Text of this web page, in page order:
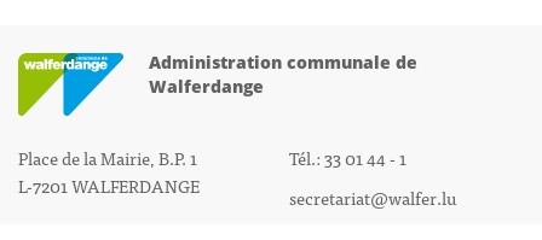
Administration communale de
Walferdange
Place de la Mairie, B.P. 1
L-7201 WALFERDANGE
Tél.: 33 01 44 - 1
secretariat@walfer.lu